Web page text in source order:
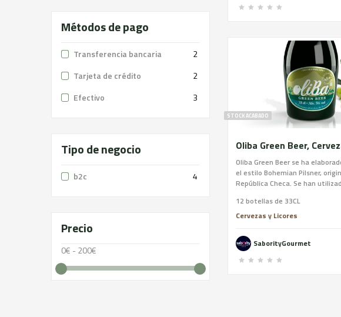
STOCK ACABADO
Oliba Green Beer se ha
el estilo Bohemian Pilsner,
República Checa. Se han
como el saaz para ofrecer una
artesana de 5% de alcohol,
olivas autóctonas del Valle de
en el Pallars.
12 botellas de 33CL
Cervezas y Licores
SaborityGourmet
Métodos de pago
Transferencia bancaria
2
Tarjeta de crédito
2
Efectivo
3
Tipo de negocio
b2c 4
Precio
0€ - 200€